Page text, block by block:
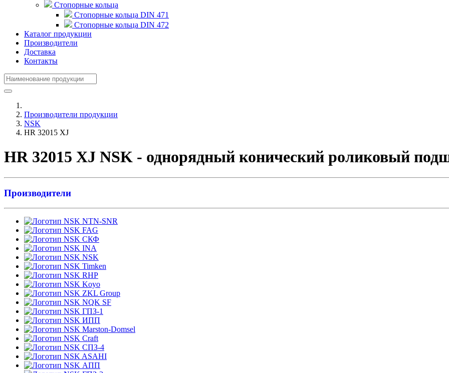
Стопорные кольца
Стопорные кольца DIN 471
Стопорные кольца DIN 472
Каталог продукции
Производители
Доставка
Контакты
Производители продукции
NSK
HR 32015 XJ
HR 32015 XJ NSK - однорядный конический роликовый
Производители
NTN-SNR
FAG
СКФ
INA
NSK
Timken
RHP
Koyo
ZKL Group
NQK SF
ГПЗ-1
ИПП
Marston-Domsel
Craft
СПЗ-4
ASAHI
АПП